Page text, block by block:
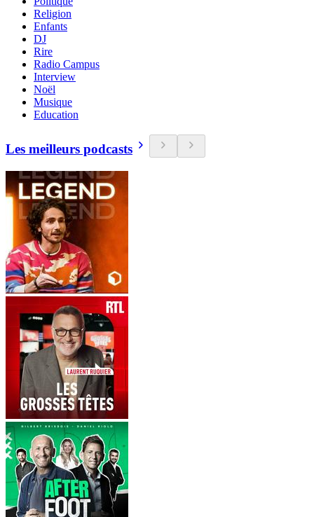
Religion
Enfants
DJ
Rire
Radio Campus
Interview
Noël
Musique
Education
Les meilleurs podcasts